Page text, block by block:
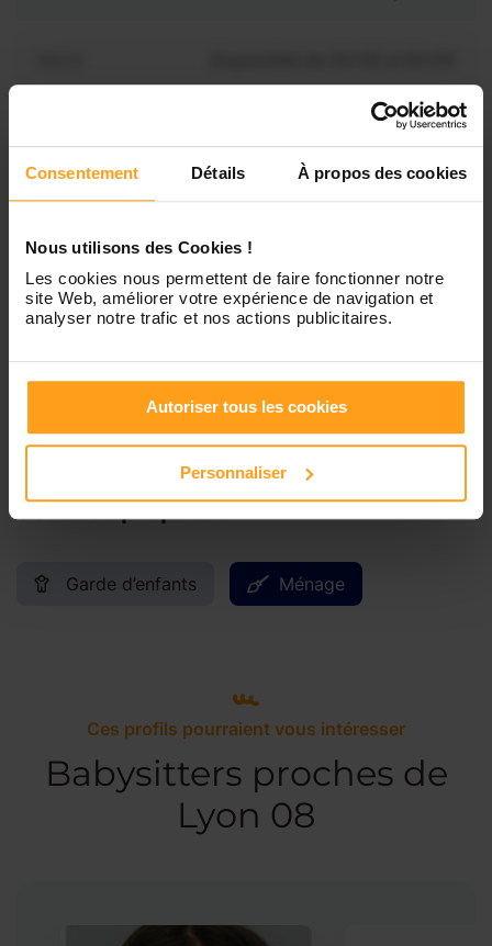
Consentement Détails À propos des cookies
Nous utilisons des Cookies !
Les cookies nous permettent de faire fonctionner notre
site Web, améliorer votre expérience de navigation et
analyser notre trafic et nos actions publicitaires.
Autoriser tous les cookies
Personnaliser
Disponible de 00:00 à 00:30
Jeudi
Vendredi Disponible de 00:00 à 00:00
Disponible de 00:00 à 00:00
Vous souhaitez connaître les
disponibilités de Coline ?
Contactez-nous
Services proposés
Garde d’enfants Ménage
Ces profils pourraient vous intéresser
Babysitters proches de
Lyon 08